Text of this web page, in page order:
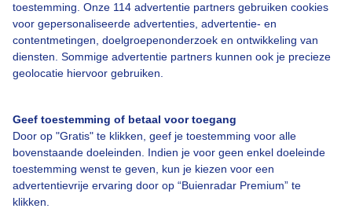
toestemming. Onze 114 advertentie partners gebruiken cookies
voor gepersonaliseerde advertenties, advertentie- en
contentmetingen, doelgroepenonderzoek en ontwikkeling van
diensten. Sommige advertentie partners kunnen ook je precieze
geolocatie hiervoor gebruiken.
Geef toestemming of betaal voor toegang
Door op "Gratis" te klikken, geef je toestemming voor alle
bovenstaande doeleinden. Indien je voor geen enkel doeleinde
toestemming wenst te geven, kun je kiezen voor een
advertentievrije ervaring door op “Buienradar Premium” te
klikken.
Over Buienradar
Bedrijfsgegevens
Contact
Toegankelijkheid
Gebruikersvoorwaarden
Adverteren